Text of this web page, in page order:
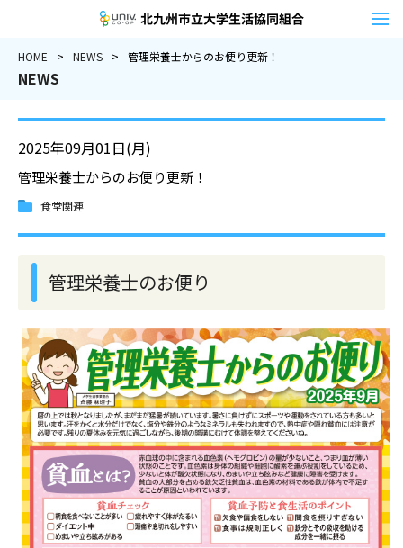
北九州市立大学
HOME NEWS 管理栄養士からのお便り更新！
NEWS
2025年09月01日(月)
管理栄養士からのお便り更新！
食堂関連
管理栄養士のお便り